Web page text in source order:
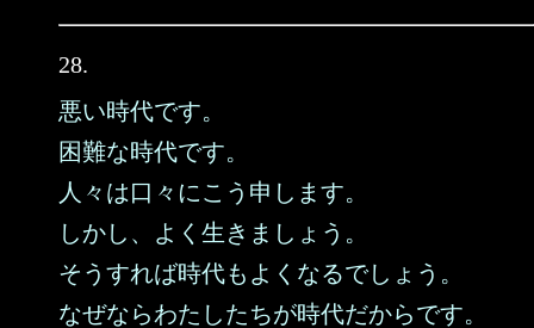
28.
悪い時代です。
困難な時代です。
人々は口々にこう申します。
しかし、よく生きましょう。
そうすれば時代もよくなるでしょう。
なぜならわたしたちが時代だからです。